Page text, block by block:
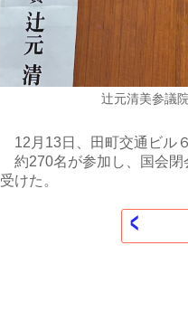
辻元清美参議
12月13日、田町交通ビル
約270名が参加し、国会閉
受けた。